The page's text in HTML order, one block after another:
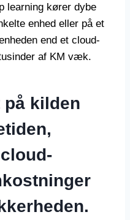
learning kører dybe
enhed eller på et
end et cloud-
af KM væk.
kilden